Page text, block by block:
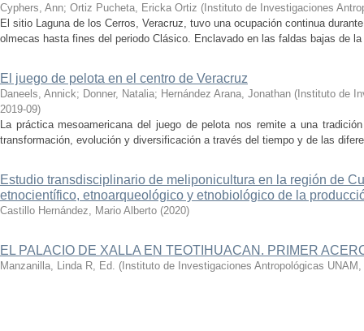
Cyphers, Ann; Ortiz Pucheta, Ericka Ortiz ( Instituto de Investigaciones
El sitio Laguna de los Cerros, Veracruz, tuvo una ocupación continua
olmecas hasta fines del periodo Clásico. Enclavado en las faldas bajas de
El juego de pelota en el centro de Veracruz
Daneels, Annick; Donner, Natalia; Hernández Arana, Jonathan ( Instituto de
2019-09)
La práctica mesoamericana del juego de pelota nos remite a una
transformación, evolución y diversificación a través del tiempo y de las
Estudio transdisciplinario de meliponicultura en la región de
etnocientífico, etnoarqueológico y etnobiológico de la
Castillo Hernández, Mario Alberto (2020)
EL PALACIO DE XALLA EN TEOTIHUACAN. PRIMER
Manzanilla, Linda R, Ed. ( Instituto de Investigaciones Antropológicas UNAM ,